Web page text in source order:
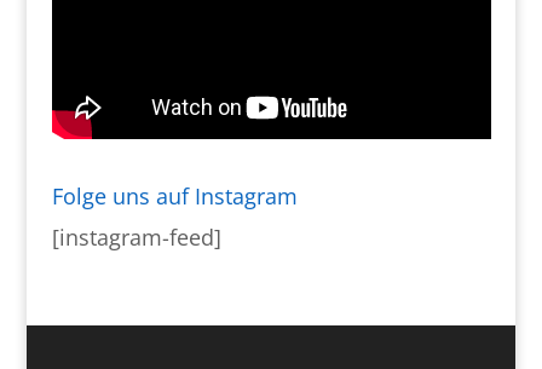
Folge uns auf Instagram
[instagram-feed]